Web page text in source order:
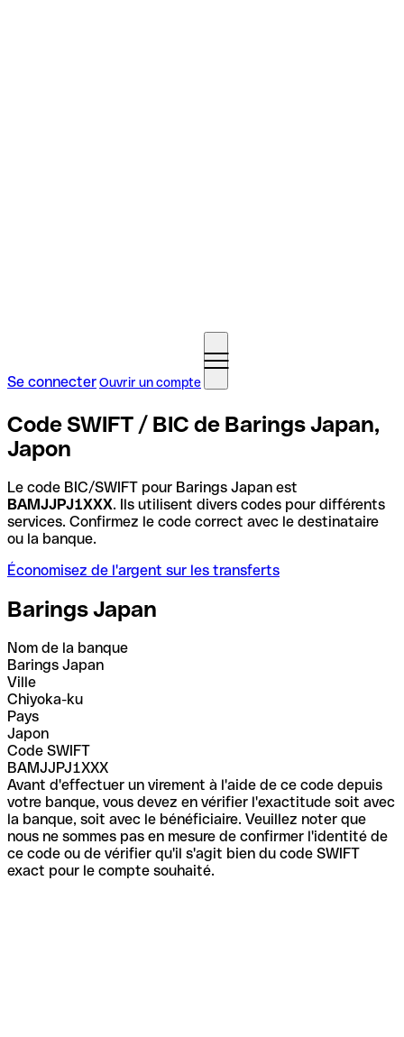
Se connecterOuvrir un compte
Code SWIFT / BIC de Barings Japan,
Japon
Le code BIC/SWIFT pour Barings Japan est
BAMJJPJ1XXX. Ils utilisent divers codes pour différents
services. Confirmez le code correct avec le destinataire
ou la banque.
Économisez de l'argent sur les transferts
Barings Japan
Nom de la banque
Barings Japan
Ville
Chiyoka-ku
Pays
Japon
Code SWIFT
BAMJJPJ1XXX
Avant d'effectuer un virement à l'aide de ce code depuis
votre banque, vous devez en vérifier l'exactitude soit avec
la banque, soit avec le bénéficiaire. Veuillez noter que
nous ne sommes pas en mesure de confirmer l'identité de
ce code ou de vérifier qu'il s'agit bien du code SWIFT
exact pour le compte souhaité.